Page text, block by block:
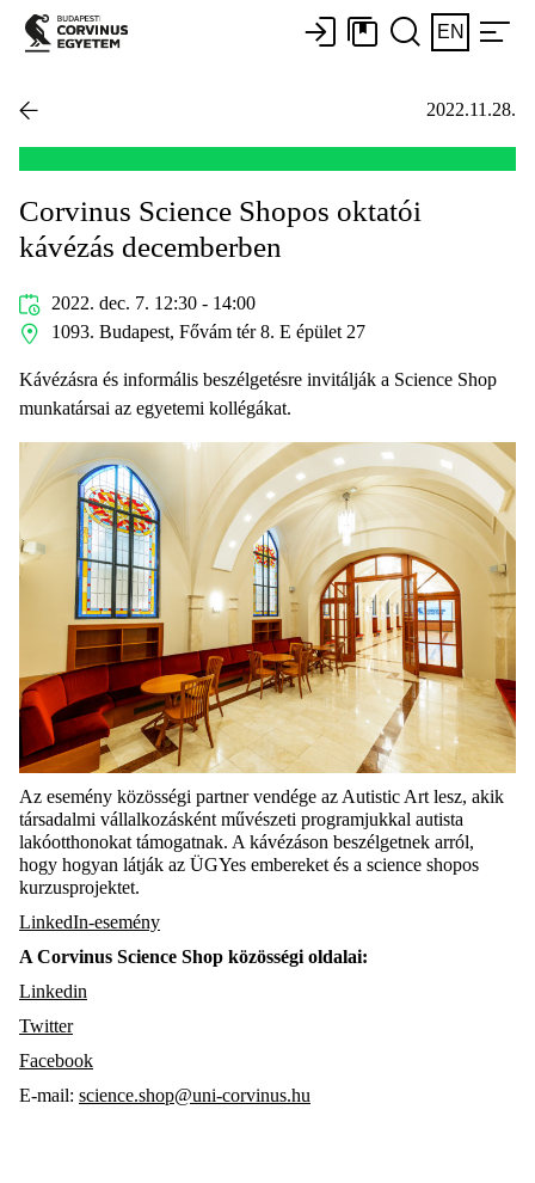
EN
2022.11.28.
Corvinus Science Shopos oktatói
kávézás decemberben
2022. dec. 7. 12:30 - 14:00
1093. Budapest, Fővám tér 8. E épület 27
Kávézásra és informális beszélgetésre invitálják a Science Shop
munkatársai az egyetemi kollégákat.
Az esemény közösségi partner vendége az Autistic Art lesz, akik
társadalmi vállalkozásként művészeti programjukkal autista
lakóotthonokat támogatnak. A kávézáson beszélgetnek arról,
hogy hogyan látják az ÜGYes embereket és a science shopos
kurzusprojektet.
LinkedIn-esemény
A Corvinus Science Shop közösségi oldalai:
Linkedin
Twitter
Facebook
E-mail: science.shop@uni-corvinus.hu